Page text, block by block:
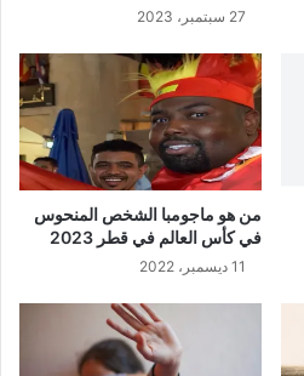
27 سبتمبر، 2023
من هو ماجومبا الشخص المنحوس
في كأس العالم في قطر 2023
11 ديسمبر، 2022